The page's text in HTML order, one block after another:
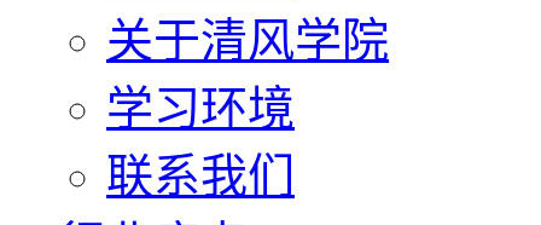
关于清风学院
学习环境
联系我们